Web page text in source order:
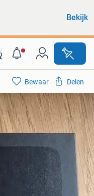
Bekijk
Bewaar Delen